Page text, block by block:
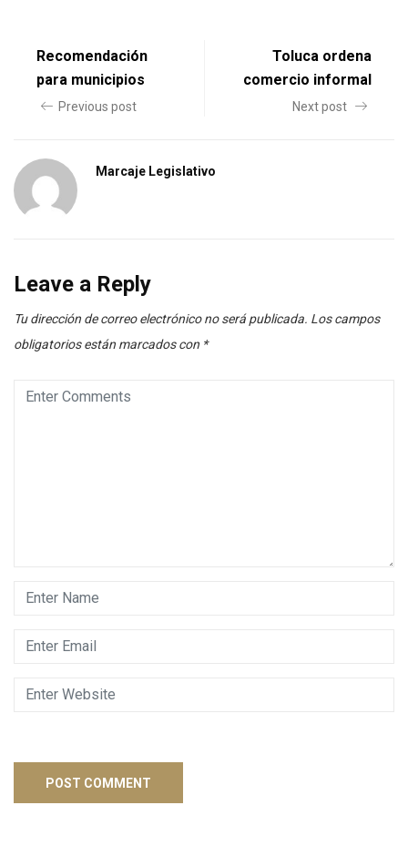
Recomendación
para municipios
Previous post
Toluca ordena
comercio informal
Next post
Marcaje Legislativo
Leave a Reply
Tu dirección de correo electrónico no será publicada. Los campos
obligatorios están marcados con *